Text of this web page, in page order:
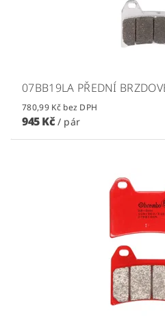
07BB19LA PŘEDNÍ
780,99 Kč bez DPH
945 Kč / pár